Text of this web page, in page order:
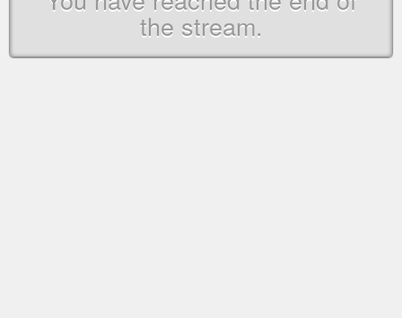
the stream.